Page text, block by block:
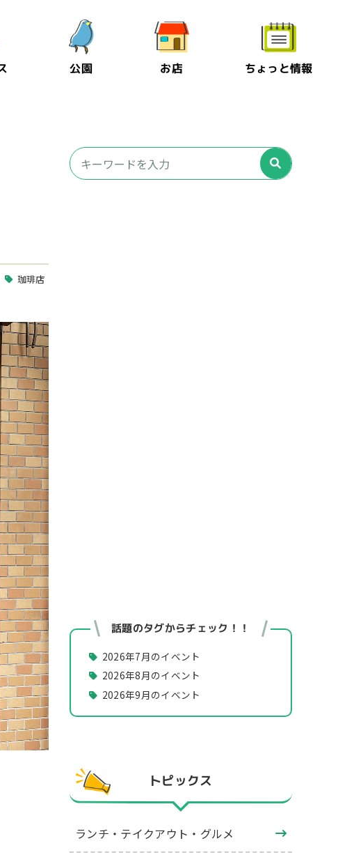
公園 お店 ちょっと情報
珈琲店
話題のタグからチェック！！
2026年7月のイベント
2026年8月のイベント
2026年9月のイベント
トピックス
ランチ・テイクアウト・グルメ